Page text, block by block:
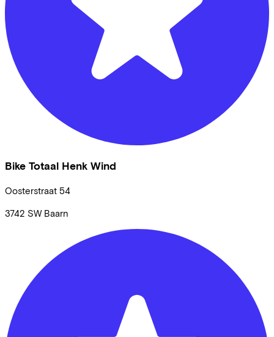
Bike Totaal Henk Wind
Oosterstraat 54
3742 SW Baarn